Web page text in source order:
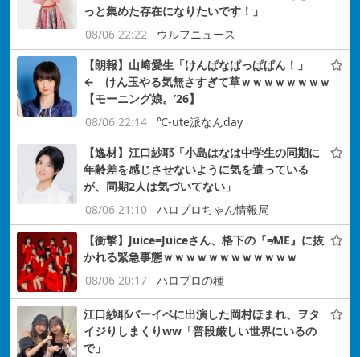
っと集めた存在になりたいです！」
08/06 22:22
ウルフニュース
【朗報】山﨑愛生「けんぱなぱっぱぱん！」
← けん玉やる気無さすぎて草ｗｗｗｗｗｗｗｗ
【モーニング娘。’26】
08/06 22:14
℃-ute派なんday
【逸材】江口紗耶「小島はなは中学生の同期に
年齢差を感じさせないように気を遣っている
が、同期2人は気づいてない」
08/06 21:10
ハロプロちゃん情報局
【衝撃】Juice=Juiceさん、格下の『≠ME』に抜
かれる緊急事態ｗｗｗｗｗｗｗｗｗｗｗｗ
08/06 20:17
ハロプロの種
江口紗耶バーイベに出演した岡村ほまれ、ヲタ
イジりしまくりww「普段厳しい世界にいるの
で」